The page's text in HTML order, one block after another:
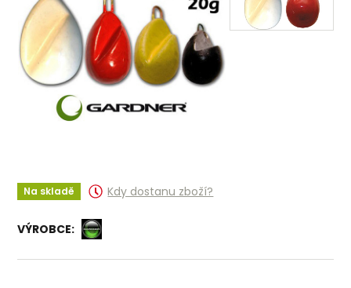
Na skladě Kdy dostanu zboží?
VÝROBCE: